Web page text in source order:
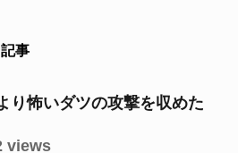
事
り怖いダツの攻撃を収めた
views